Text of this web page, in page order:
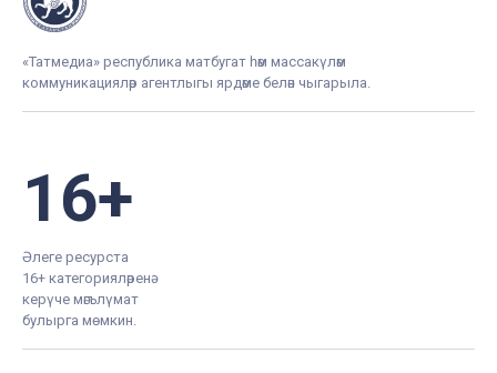
«Татмедиа» республика матбугат һәм массакүләм
коммуникацияләр агентлыгы ярдәме белән чыгарыла.
16+
Әлеге ресурста
16+ категорияләренә
керүче мәгълүмат
булырга мөмкин.